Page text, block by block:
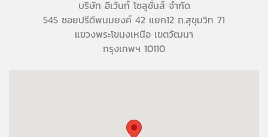
บริษัท อีเว้นท์ โซลูชั่นส์ จำกัด
545 ซอยปรีดีพนมยงค์ 42 แยก12 ถ.สุขุมวิท 71
แขวงพระโขนงเหนือ เขตวัฒนา
กรุงเทพฯ 10110